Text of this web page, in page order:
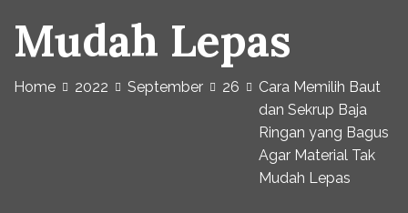
Mudah Lepas
Home 2022 September 26
Cara Memilih Baut
dan Sekrup Baja
Ringan yang Bagus
Agar Material Tak
Mudah Lepas